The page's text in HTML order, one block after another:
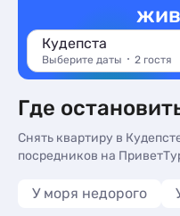
Кудепста
Выберите даты 2 гостя
Где
Снять квартиру в
посредников на
У моря недорого